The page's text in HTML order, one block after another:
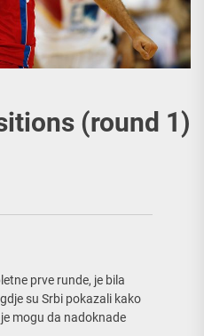
(round 1)
prve runde, je bila
su Srbi pokazali kako
mogu da nadoknade